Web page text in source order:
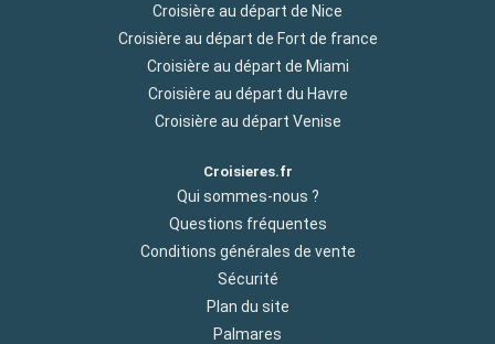
Croisière au départ de Nice
Croisière au départ de Fort de france
Croisière au départ de Miami
Croisière au départ du Havre
Croisière au départ Venise
Croisieres.fr
Qui sommes-nous ?
Questions fréquentes
Conditions générales de vente
Sécurité
Plan du site
Palmares